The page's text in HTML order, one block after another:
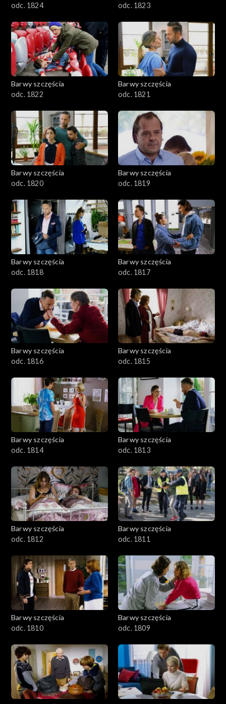
odc. 1824
odc. 1823
Barwy szczęścia
odc. 1822
Barwy szczęścia
odc. 1821
Barwy szczęścia
odc. 1820
Barwy szczęścia
odc. 1819
Barwy szczęścia
odc. 1818
Barwy szczęścia
odc. 1817
Barwy szczęścia
odc. 1816
Barwy szczęścia
odc. 1815
Barwy szczęścia
odc. 1814
Barwy szczęścia
odc. 1813
Barwy szczęścia
odc. 1812
Barwy szczęścia
odc. 1811
Barwy szczęścia
odc. 1810
Barwy szczęścia
odc. 1809